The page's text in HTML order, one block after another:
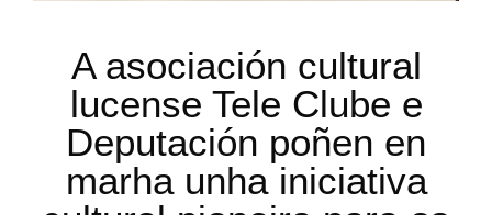
A asociación cultural
lucense Tele Clube e
Deputación poñen en
marha unha iniciativa